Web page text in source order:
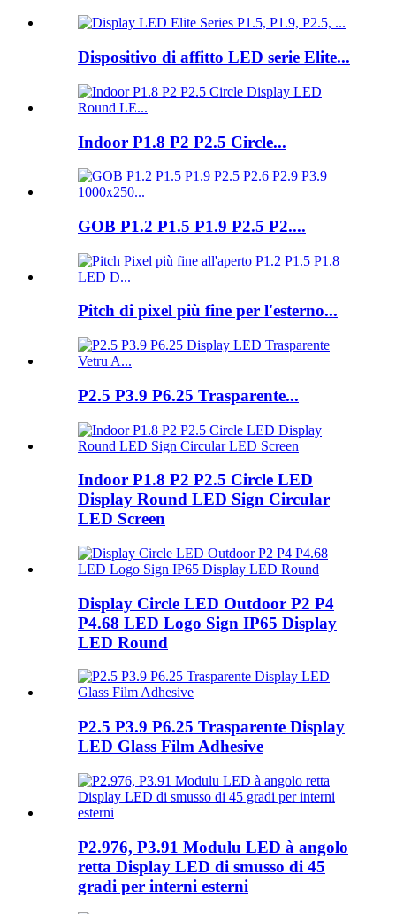
Dispositivo di affitto LED serie Elite...
Indoor P1.8 P2 P2.5 Circle...
GOB P1.2 P1.5 P1.9 P2.5 P2....
Pitch di pixel più fine per l'esterno...
P2.5 P3.9 P6.25 Trasparente...
Indoor P1.8 P2 P2.5 Circle LED
Display Round LED Sign Circular
LED Screen
Display Circle LED Outdoor P2 P4
P4.68 LED Logo Sign IP65 Display
LED Round
P2.5 P3.9 P6.25 Trasparente Display
LED Glass Film Adhesive
P2.976, P3.91 Modulu LED à angolo
retta Display LED di smusso di 45
gradi per interni esterni